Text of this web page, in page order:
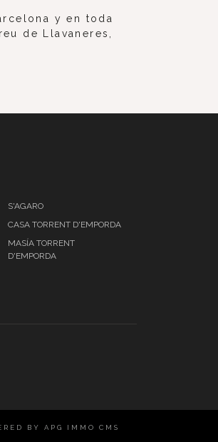
y en toda
de Llavaneres,
S'AGARO
CASA TORRENT D'EMPORDA
MASÍA TORRENT
D'EMPORDA
BY APG IMMO CMS